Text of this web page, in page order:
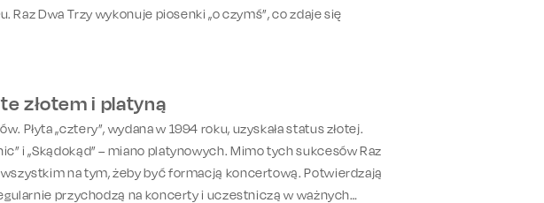
Raz Dwa Trzy wykonuje piosenki „o czymś”, co zdaje się
złotem i platyną
Płyta „cztery”, wydana w 1994 roku, uzyskała status złotej.
i „Skądokąd” – miano platynowych. Mimo tych sukcesów Raz
na tym, żeby być formacją koncertową. Potwierdzają
przychodzą na koncerty i uczestniczą w ważnych